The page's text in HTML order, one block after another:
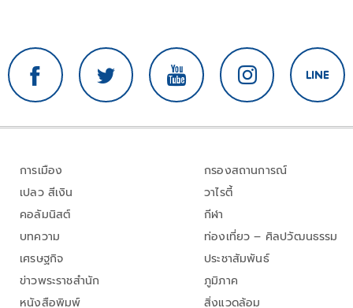
การเมือง
เปลว สีเงิน
คอลัมนิสต์
บทความ
เศรษฐกิจ
ข่าวพระราชสำนัก
หนังสือพิมพ์
กรองสถานการณ์
วาไรตี้
กีฬา
ท่องเที่ยว – ศิลปวัฒนธรรม
ประชาสัมพันธ์
ภูมิภาค
สิ่งแวดล้อม